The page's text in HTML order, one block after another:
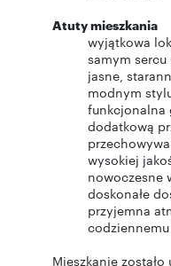
Atuty mieszkania
wyjątkowa
samym sercu
jasne,
modnym
funkcjonalna
dodatkową
wysokiej
nowoczesne
doskonałe
przyjemna
Mieszkanie